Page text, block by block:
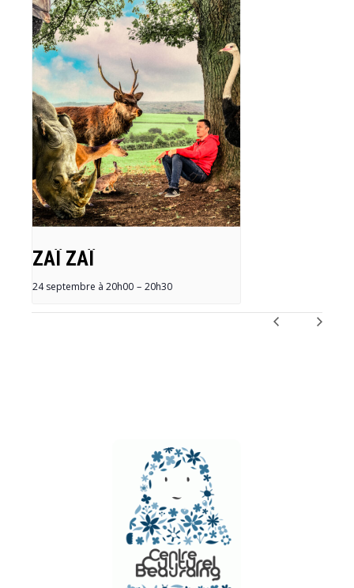
ZAÏ ZAÏ
24 septembre à 20h00 – 20h30